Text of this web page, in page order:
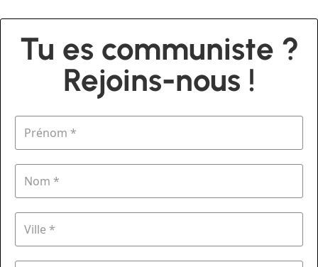
Tu es communiste ?
Rejoins-nous !